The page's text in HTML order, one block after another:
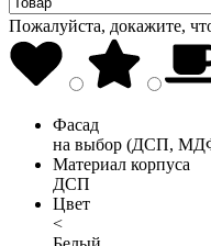
Пожалуйста, докажите,
Фасад
на выбор (ДСП,
Материал корпуса
ДСП
Цвет
<